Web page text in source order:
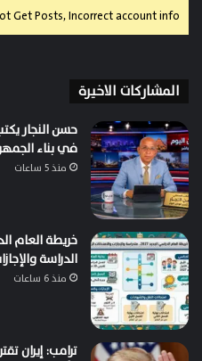
Get Posts, Incorrect account info.
المشاركات الاخيرة
حسن النجار
في بناء
منذ 5 ساعات
الدراسة
منذ 6 ساعات
ترامب: إيران